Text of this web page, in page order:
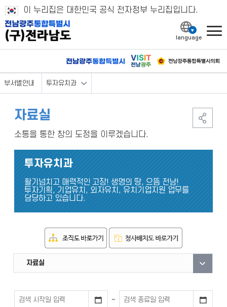
이 누리집은 대한민국 공식 전자정부 누리집입니다.
부서별안내 투자유치과
자료실
소통을 통한 창의 도정을 이루겠습니다.
투자유치과
활기넘치고 매력적인 고장! 생명의 땅, 으뜸 전남!
투자기획, 기업유치, 외자유치, 유치기업지원 업무를
담당하고 있습니다.
직원안내
부서안내
자료실
~